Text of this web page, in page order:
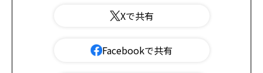
Xで共有
Facebookで共有